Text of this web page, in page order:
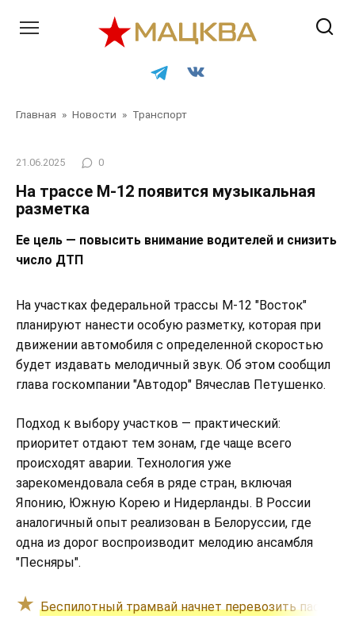
Главная » Новости » Транспорт
21.06.2025 0
На трассе М-12 появится музыкальная
разметка
Ее цель — повысить внимание водителей и снизить
число ДТП
На участках федеральной трассы М-12 "Восток"
планируют нанести особую разметку, которая при
движении автомобиля с определенной скоростью
будет издавать мелодичный звук. Об этом сообщил
глава госкомпании "Автодор" Вячеслав Петушенко.
Подход к выбору участков — практический:
приоритет отдают тем зонам, где чаще всего
происходят аварии. Технология уже
зарекомендовала себя в ряде стран, включая
Японию, Южную Корею и Нидерланды. В России
аналогичный опыт реализован в Белоруссии, где
одна из дорог воспроизводит мелодию ансамбля
"Песняры".
Беспилотный трамвай начнет перевозить